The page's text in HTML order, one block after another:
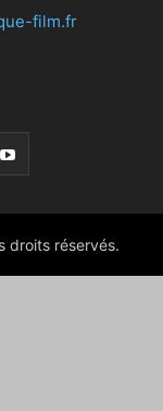
film.fr
droits réservés.